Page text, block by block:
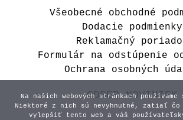
Všeobecné obchodné
Dodacie podmienky
Reklamačný
Formulár na odstúpenie
Ochrana osobných
ODBER NOVINIEK
Na našich webových stránkach
Niektoré z nich sú nevyhnutné, zatiaľ čo
vylepšiť tento web a váš